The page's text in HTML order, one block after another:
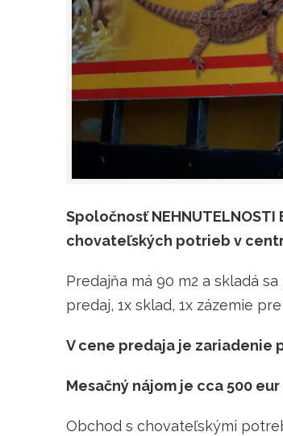
Spoločnosť
chovateľských potrieb v
Predajňa má 90 m2 a skladá
predaj, 1x sklad, 1x zázemie
V cene predaja je zariadenie
Mesačný nájom je cca 500
Obchod s chovateľskými